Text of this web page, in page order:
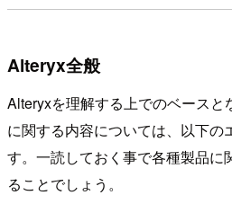
Alteryx全般
Alteryxを理解する上でのベースと
に関する内容については、以下の
す。一読しておく事で各種製品に
ることでしょう。